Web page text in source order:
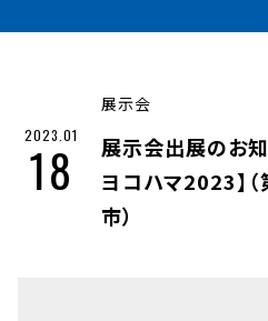
2023.01
18
展示会
展示会出展のお
ヨコハマ2023】
市）